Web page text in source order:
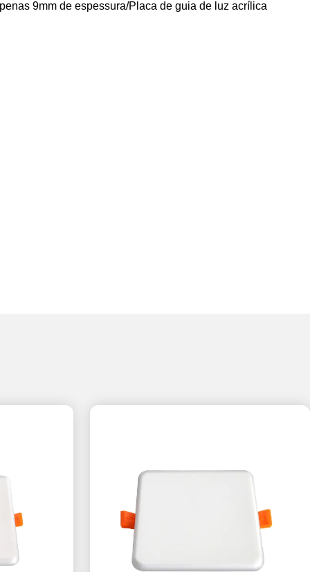
9mm de espessura/Placa de guia de luz acrílica